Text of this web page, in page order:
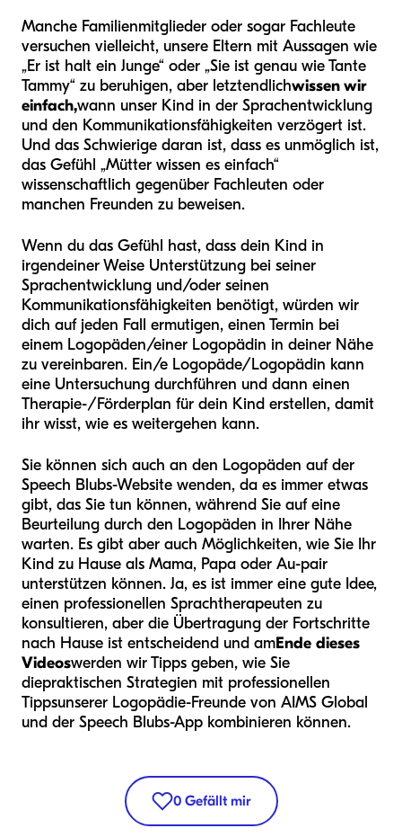
Manche Familienmitglieder oder sogar Fachleute
versuchen vielleicht, unsere Eltern mit Aussagen wie
„Er ist halt ein Junge“ oder „Sie ist genau wie Tante
Tammy“ zu beruhigen, aber letztendlichwissen wir
einfach,wann unser Kind in der Sprachentwicklung
und den Kommunikationsfähigkeiten verzögert ist.
Und das Schwierige daran ist, dass es unmöglich ist,
das Gefühl „Mütter wissen es einfach“
wissenschaftlich gegenüber Fachleuten oder
manchen Freunden zu beweisen.
Wenn du das Gefühl hast, dass dein Kind in
irgendeiner Weise Unterstützung bei seiner
Sprachentwicklung und/oder seinen
Kommunikationsfähigkeiten benötigt, würden wir
dich auf jeden Fall ermutigen, einen Termin bei
einem Logopäden/einer Logopädin in deiner Nähe
zu vereinbaren. Ein/e Logopäde/Logopädin kann
eine Untersuchung durchführen und dann einen
Therapie-/Förderplan für dein Kind erstellen, damit
ihr wisst, wie es weitergehen kann.
Sie können sich auch an den Logopäden auf der
Speech Blubs-Website wenden, da es immer etwas
gibt, das Sie tun können, während Sie auf eine
Beurteilung durch den Logopäden in Ihrer Nähe
warten. Es gibt aber auch Möglichkeiten, wie Sie Ihr
Kind zu Hause als Mama, Papa oder Au-pair
unterstützen können. Ja, es ist immer eine gute Idee,
einen professionellen Sprachtherapeuten zu
konsultieren, aber die Übertragung der Fortschritte
nach Hause ist entscheidend und amEnde dieses
Videoswerden wir Tipps geben, wie Sie
diepraktischen Strategien mit professionellen
Tippsunserer Logopädie-Freunde von AIMS Global
und der Speech Blubs-App kombinieren können.
0 Gefällt mir